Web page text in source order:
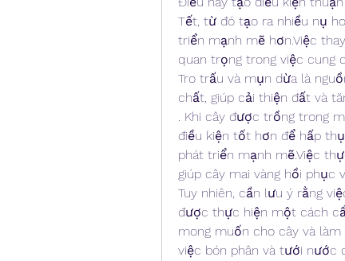
Tết, từ đó tạo ra nhiều nụ
triển mạnh mẽ hơn.Việc
quan trọng trong việc cung
Tro trấu và mụn dừa là
chất, giúp cải thiện đất và
. Khi cây được trồng trong
điều kiện tốt hơn để hấp
phát triển mạnh mẽ.Việc
giúp cây mai vàng hồi phục
Tuy nhiên, cần lưu ý rằng
được thực hiện một cách
mong muốn cho cây và
việc bón phân và tưới nước